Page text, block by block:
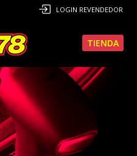
LOGIN REVENDEDOR
TIENDA